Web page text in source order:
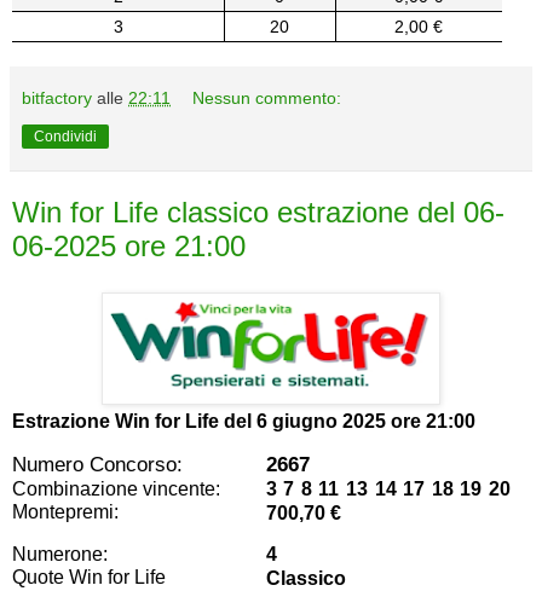
3
20 2,00 €
bitfactory alle 22:11 Nessun commento:
Condividi
Win for Life classico estrazione del 06-
06-2025 ore 21:00
Estrazione Win for Life del 6 giugno 2025 ore 21:00
Numero Concorso: 2667
Combinazione vincente:
3 7 8 11 13 14 17 18 19 20
Montepremi:
700,70 €
Numerone:
4
Quote Win for Life
Classico